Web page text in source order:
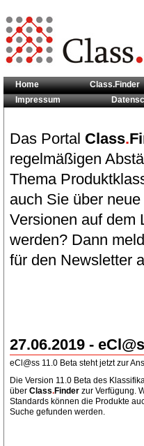
Sie sind hier:Aktuelles
Home Class.Finder
Impressum
Das Portal Class.
regelmäßigen
Thema
auch Sie über
Versionen auf dem
werden? Dann
für den Newsletter
27.06.2019 -
eCl@ss 11.0 Beta steht jetzt zur
Die Version 11.0 Beta des
über Class.Finder zur Verfügung.
Standards können die Produkte
Suche gefunden werden.